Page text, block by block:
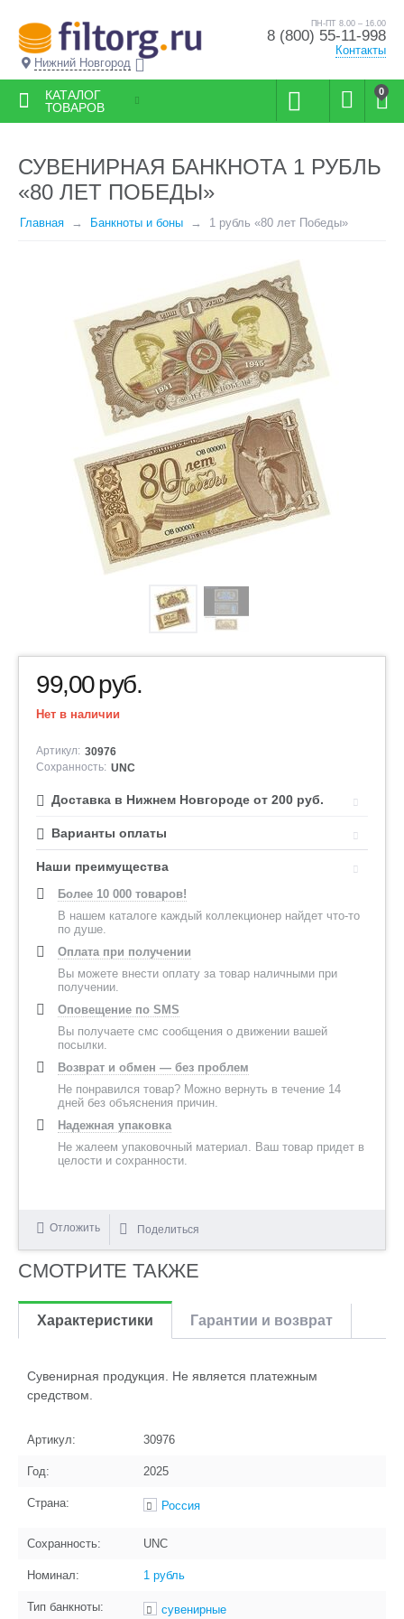
Нижний Новгород
ПН-ПТ 8.00 – 16.00
8 (800) 55-11-998
Контакты
0
КАТАЛОГ
ТОВАРОВ
СУВЕНИРНАЯ БАНКНОТА 1 РУБЛЬ
«80 ЛЕТ ПОБЕДЫ»
Главная Банкноты и боны 1 рубль «80 лет Победы»
99,00руб.
Нет в наличии
Артикул: 30976
Сохранность: UNC
Доставка в Нижнем Новгороде от 200 руб.
Варианты оплаты
Наши преимущества
Более 10 000 товаров!
В нашем каталоге каждый коллекционер найдет что-то
по душе.
Оплата при получении
Вы можете внести оплату за товар наличными при
получении.
Оповещение по SMS
Вы получаете смс сообщения о движении вашей
посылки.
Возврат и обмен — без проблем
Не понравился товар? Можно вернуть в течение 14
дней без объяснения причин.
Надежная упаковка
Не жалеем упаковочный материал. Ваш товар придет в
целости и сохранности.
Отложить Поделиться
СМОТРИТЕ ТАКЖЕ
Характеристики Гарантии и возврат
Сувенирная продукция. Не является платежным
средством.
Артикул: 30976
Год: 2025
Страна: Россия
Сохранность: UNC
Номинал: 1 рубль
Тип банкноты: сувенирные